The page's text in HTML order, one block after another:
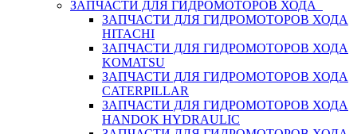
ЗАПЧАСТИ ДЛЯ ГИДРОМОТОРОВ ХОДА
ЗАПЧАСТИ ДЛЯ ГИДРОМОТОРОВ ХОДА
HITACHI
ЗАПЧАСТИ ДЛЯ ГИДРОМОТОРОВ ХОДА
KOMATSU
ЗАПЧАСТИ ДЛЯ ГИДРОМОТОРОВ ХОДА
CATERPILLAR
ЗАПЧАСТИ ДЛЯ ГИДРОМОТОРОВ ХОДА
HANDOK HYDRAULIC